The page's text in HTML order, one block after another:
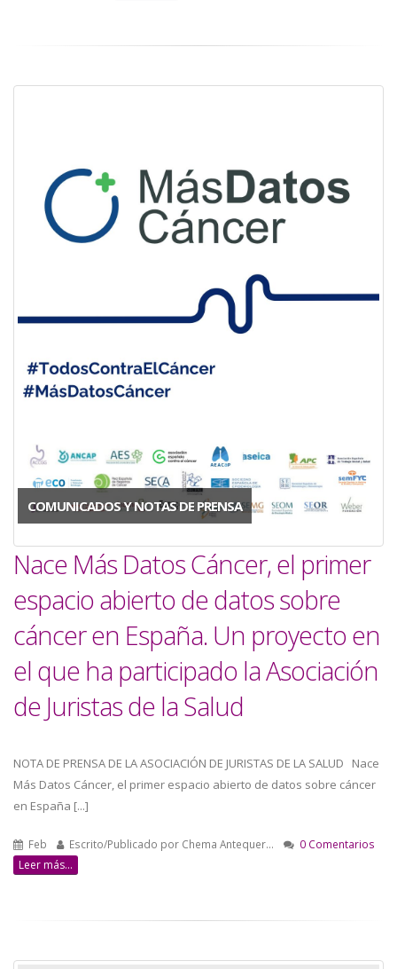
COMUNICADOS Y NOTAS DE PRENSA
Nace Más Datos Cáncer, el primer
espacio abierto de datos sobre
cáncer en España. Un proyecto en
el que ha participado la Asociación
de Juristas de la Salud
NOTA DE PRENSA DE LA ASOCIACIÓN DE JURISTAS DE LA SALUD Nace
Más Datos Cáncer, el primer espacio abierto de datos sobre cáncer
en España [...]
Feb Escrito/Publicado por Chema Antequer… 0 Comentarios
Leer más...